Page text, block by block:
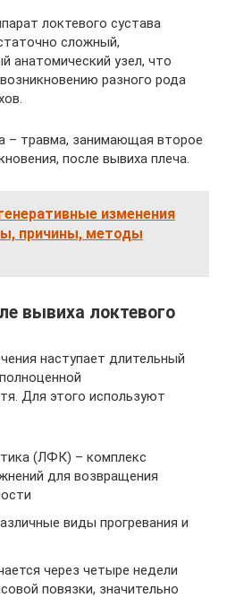
локтевого сустава
сложный,
анатомический узел, что
разного рода
– травма, занимающая второе
после вывиха плеча.
изменения
причины, методы
вывиха локтевого
наступает длительный
Для этого используют
(ЛФК) – комплекс
для возвращения
виды прогревания и
через четыре недели
повязки, значительно